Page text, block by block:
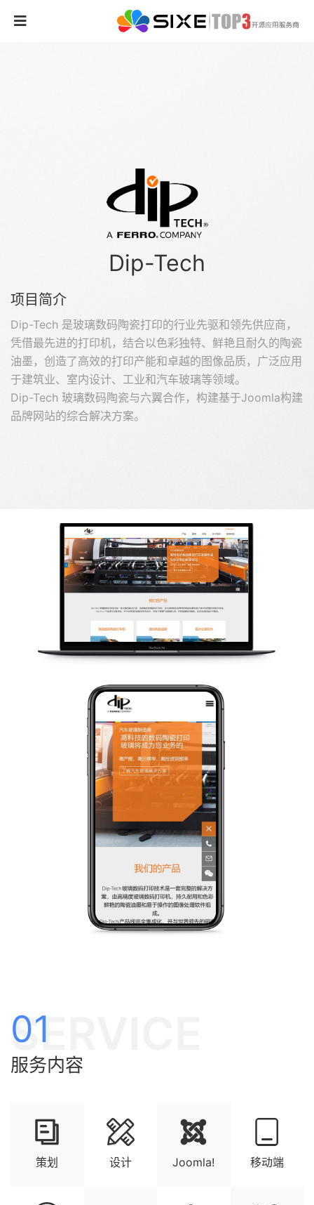
Dip-Tech
项目简介
Dip-Tech 是玻璃数码陶瓷打印的行业先驱和领先供应商，
凭借最先进的打印机，结合以色彩独特、鲜艳且耐久的陶瓷
油墨，创造了高效的打印产能和卓越的图像品质，广泛应用
于建筑业、室内设计、工业和汽车玻璃等领域。
Dip-Tech 玻璃数码陶瓷与六翼合作，构建基于Joomla构建
品牌网站的综合解决方案。
01
SERVICE
服务内容
策划 设计 Joomla! 移动端